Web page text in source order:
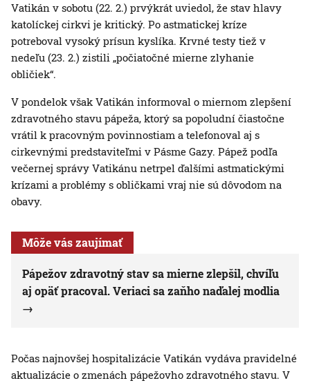
Vatikán v sobotu (22. 2.) prvýkrát uviedol, že stav hlavy
katolíckej cirkvi je kritický. Po astmatickej kríze
potreboval vysoký prísun kyslíka. Krvné testy tiež v
nedeľu (23. 2.) zistili „počiatočné mierne zlyhanie
obličiek“.
V pondelok však Vatikán informoval o miernom zlepšení
zdravotného stavu pápeža, ktorý sa popoludní čiastočne
vrátil k pracovným povinnostiam a telefonoval aj s
cirkevnými predstaviteľmi v Pásme Gazy. Pápež podľa
večernej správy Vatikánu netrpel ďalšími astmatickými
krízami a problémy s obličkami vraj nie sú dôvodom na
obavy.
Môže vás zaujímať
Pápežov zdravotný stav sa mierne zlepšil, chvíľu
aj opäť pracoval. Veriaci sa zaňho naďalej modlia
Počas najnovšej hospitalizácie Vatikán vydáva pravidelné
aktualizácie o zmenách pápežovho zdravotného stavu. V